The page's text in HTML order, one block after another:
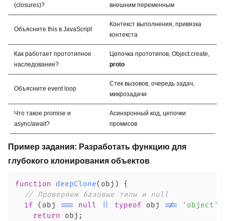
(closures)?
внешним переменным
Объясните this в JavaScript
Контекст выполнения, привязка
контекста
Как работает прототипное
наследование?
Цепочка прототипов, Object.create,
proto
Объясните event loop
Стек вызовов, очередь задач,
микрозадачи
Что такое promise и
async/await?
Асинхронный код, цепочки
промисов
Пример задания: Разработать функцию для
глубокого клонирования объектов
function deepClone( obj )
{
// Проверяем базовые типы и null
if
( obj === null typeof obj !== 'object'
return obj ;